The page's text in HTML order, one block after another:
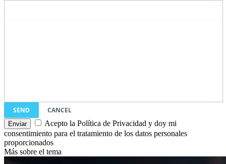
SEND
CANCEL
Acepto la Política de Privacidad y doy mi
consentimiento para el tratamiento de los datos personales
proporcionados
Más sobre el tema